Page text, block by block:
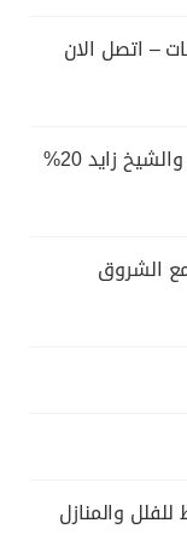
– اتصل الان
شركة تركيب حجر هاشمي بالجيزة اكتوبر والشيخ زايد 20%
الشروق
والمنازل